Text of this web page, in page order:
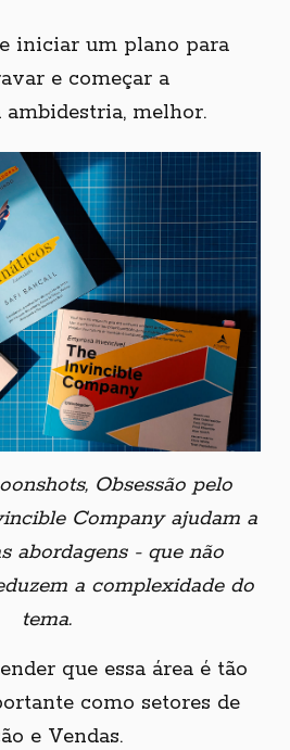
iniciar um plano para
e começar a
ambidestria, melhor.
Obsessão pelo
Company ajudam a
abordagens - que não
a complexidade do
tema.
que essa área é tão
como setores de
e Vendas.